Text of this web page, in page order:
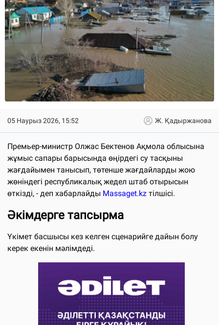
05 Наурыз 2026, 15:52 Ж. Қадыржанова
Премьер-министр Олжас Бектенов Ақмола облысына
жұмыс сапары барысында өңірдегі су тасқыны
жағдайымен танысып, төтенше жағдайларды жою
жөніндегі республикалық жедел штаб отырысын
өткізді, - деп хабарлайды Massaget.kz тілшісі.
Әкімдерге тапсырма
Үкімет басшысы кез келген сценарийге дайын болу
керек екенін мәлімдеді.